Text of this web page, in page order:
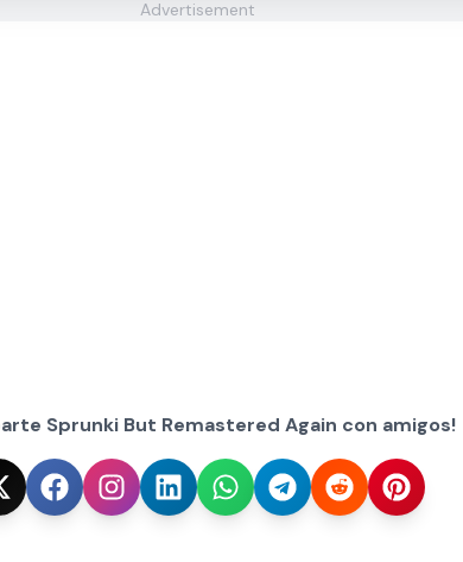
Advertisement
Sprunki But Remastered Again con amigos!